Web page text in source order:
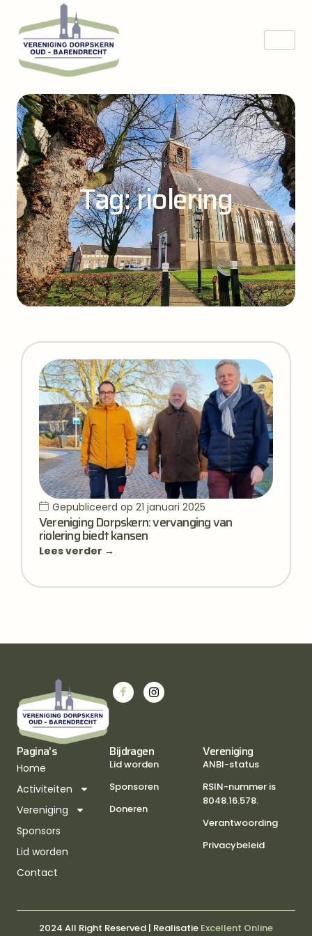
Tag: riolering
Gepubliceerd op 21 januari 2025
Vereniging Dorpskern: vervanging van
riolering biedt kansen
Lees verder →
Bijdragen
Lid worden
Sponsoren
Doneren
Vereniging
ANBI-status
RSIN-nummer is
8048.16.578.
Verantwoording
Privacybeleid
Pagina's
Home
Activiteiten
Vereniging
Sponsors
Lid worden
Contact
2024 All Right Reserved | Realisatie Excellent Online